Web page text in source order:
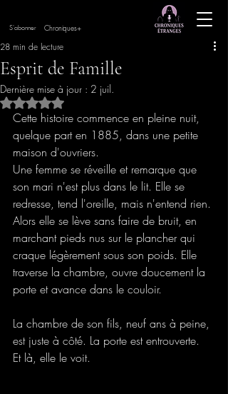
S'abonner Chroniques+
Esprit de Famille
28 min de lecture
Dernière mise à jour : 2 juil.
Noté NaN étoiles sur 5.
Cette histoire commence en pleine nuit,
quelque part en 1885, dans une petite
maison d'ouvriers.
Une femme se réveille et remarque que
son mari n'est plus dans le lit. Elle se
redresse, tend l'oreille, mais n'entend rien.
Alors elle se lève sans faire de bruit, en
marchant pieds nus sur le plancher qui
craque légèrement sous son poids. Elle
traverse la chambre, ouvre doucement la
porte et avance dans le couloir.
La chambre de son fils, neuf ans à peine,
est juste à côté. La porte est entrouverte.
Et là, elle le voit.